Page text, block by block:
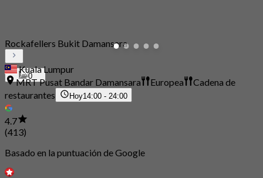
0
Rockafellers Bukit Damansara
Kuala Lumpur
MRT Pusat Bandar Damansara
Europea
Cadena de
restaurantes
Hoy14:00 - 24:00
4.7
(413)
Basado en la puntuación de Google